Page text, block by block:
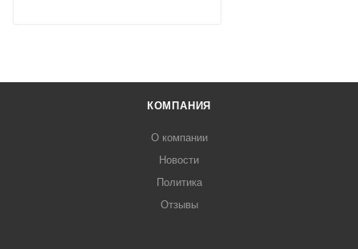
КОМПАНИЯ
О компании
Новости
Политика
Отзывы